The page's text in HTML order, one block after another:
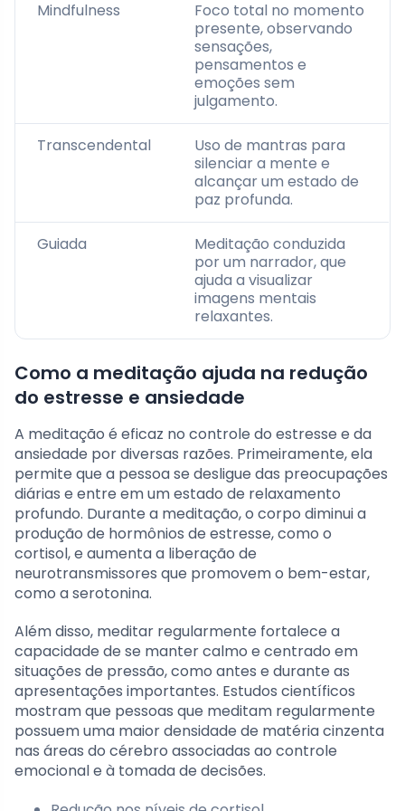
Mindfulness
Foco total no momento
presente, observando
sensações,
pensamentos e
emoções sem
julgamento.
Transcendental
Uso de mantras para
silenciar a mente e
alcançar um estado de
paz profunda.
Guiada
Meditação conduzida
por um narrador, que
ajuda a visualizar
imagens mentais
relaxantes.
Como a meditação ajuda na redução
do estresse e ansiedade
A meditação é eficaz no controle do estresse e da
ansiedade por diversas razões. Primeiramente, ela
permite que a pessoa se desligue das preocupações
diárias e entre em um estado de relaxamento
profundo. Durante a meditação, o corpo diminui a
produção de hormônios de estresse, como o
cortisol, e aumenta a liberação de
neurotransmissores que promovem o bem-estar,
como a serotonina.
Além disso, meditar regularmente fortalece a
capacidade de se manter calmo e centrado em
situações de pressão, como antes e durante as
apresentações importantes. Estudos científicos
mostram que pessoas que meditam regularmente
possuem uma maior densidade de matéria cinzenta
nas áreas do cérebro associadas ao controle
emocional e à tomada de decisões.